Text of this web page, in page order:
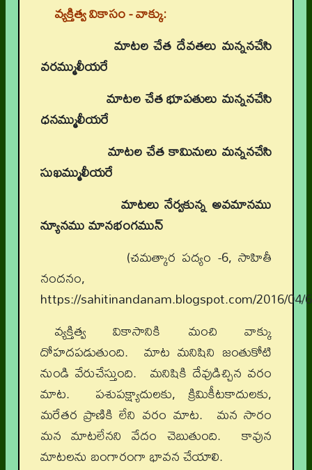
వ్యక్తిత్వ వికాసం - వాక్కు:
మాటల చేత దేవతలు మన్ననచేసి
వరమ్ములీయరే
మాటల చేత భూపతులు మన్ననచేసి
ధనమ్ములీయరే
మాటల చేత కామినులు మన్ననచేసి
సుఖమ్ములీయరే
మాటలు నేర్వకున్న అవమానము
న్యూనము మానభంగమున్‌
(చమత్కార పద్యం -6, సాహితీ
నందనం,
https://sahitinandanam.blogspot.com/2016/04/
వ్యక్తిత్వ వికాసానికి మంచి వాక్కు
దోహదపడుతుంది. మాట మనిషిని జంతుకోటి
నుండి వేరుచేస్తుంది. మనిషికి దేవుడిచ్చిన వరం
మాట. పశుపక్ష్యాదులకు, క్రిమికీటకాదులకు,
మరేతర ప్రాణికి లేని వరం మాట. మన సారం
మన మాటలేనని వేదం చెబుతుంది. కావున
మాటలను బంగారంగా భావన చేయాలి.